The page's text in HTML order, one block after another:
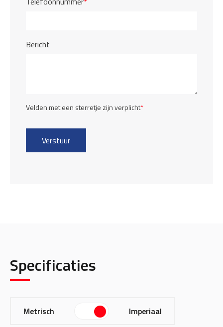
Bericht
Velden met een sterretje zijn verplicht*
Specificaties
Metrisch Imperiaal